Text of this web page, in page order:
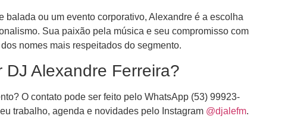
balada ou um evento corporativo, Alexandre é a escolha
Sua paixão pela música e seu compromisso com
nomes mais respeitados do segmento.
DJ Alexandre Ferreira?
O contato pode ser feito pelo WhatsApp (53) 99923-
trabalho, agenda e novidades pelo Instagram @djalefm.